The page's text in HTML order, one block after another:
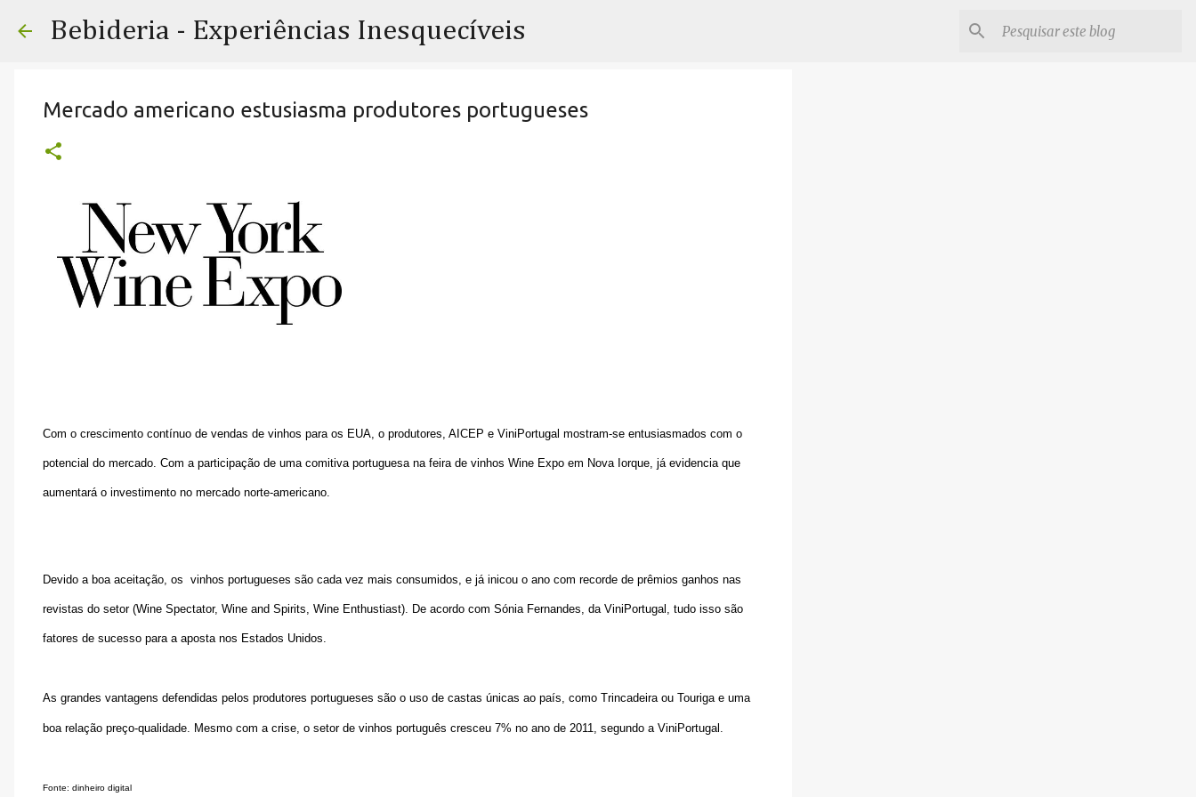
Bebideria - Experiências Inesquecíveis
Mercado americano estusiasma produtores portugueses
Com o crescimento contínuo de vendas de vinhos para os EUA, o produtores, AICEP e ViniPortugal mostram-se entusiasmados com o
potencial do mercado. Com a participação de uma comitiva portuguesa na feira de vinhos Wine Expo em Nova Iorque, já evidencia que
aumentará o investimento no mercado norte-americano.
Devido a boa aceitação, os vinhos portugueses são cada vez mais consumidos, e já inicou o ano com recorde de prêmios ganhos nas
revistas do setor (Wine Spectator, Wine and Spirits, Wine Enthustiast). De acordo com Sónia Fernandes, da ViniPortugal, tudo isso são
fatores de sucesso para a aposta nos Estados Unidos.
As grandes vantagens defendidas pelos produtores portugueses são o uso de castas únicas ao país, como Trincadeira ou Touriga e uma
boa relação preço-qualidade. Mesmo com a crise, o setor de vinhos português cresceu 7% no ano de 2011, segundo a ViniPortugal.
Fonte: dinheiro digital